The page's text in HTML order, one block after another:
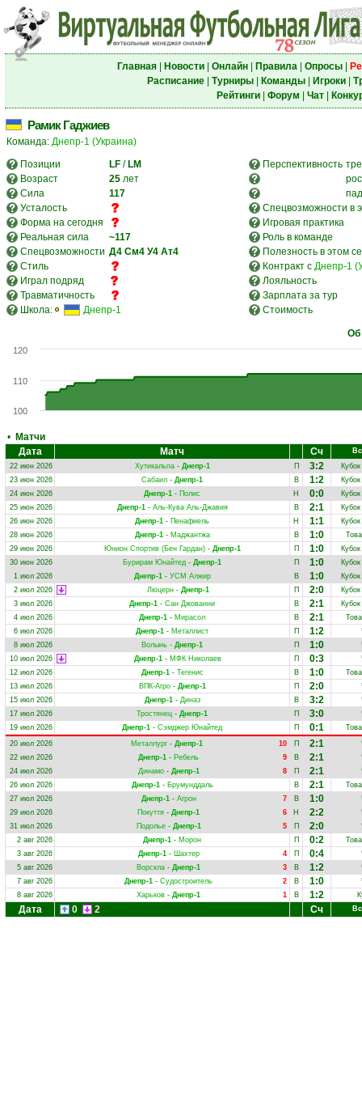
Главная| Новости| Онлайн| Правила| Опросы|
Расписание| Турниры| Команды| Игроки|
Рейтинги| Форум Чат|
Рамик Гаджиев
Команда: Днепр-1 (Украина)
Позиции
LF / LM Перспективность
Возраст
25 лет
Сила
117
Усталость
Спецвозможности в
Форма на сегодня
Игровая практика
Реальная сила
~117
Роль в команде
Спецвозможности Д4 См4 У4 Ат4
Полезность в этом
Стиль
Контракт с Днепр-1
Играл подряд
Лояльность
Травматичность
Зарплата за тур
Школа:
Днепр-1 Стоимость
Об
100
110
120
• Матчи
Дата
Матч Сч
22 июн 2026
Хутикальпа- Днепр-1 П 3:2
23 июн 2026
Сабаил - Днепр-1 В 1:2
24 июн 2026
Днепр-1 - Полис Н 0:0
25 июн 2026
Днепр-1- Аль-Кува Аль-Джавия В 2:1
26 июн 2026
Днепр-1 - Пенафиель Н 1:1
28 июн 2026
Днепр-1- Маджантжа В 1:0
29 июн 2026
Юнион Спортив (Бен Гардан)- Днепр-1 П 1:0
30 июн 2026
Бурирам Юнайтед - Днепр-1 П 1:0
1 июл 2026
Днепр-1- УСМ Алжир В 1:0
2 июл 2026
Люцерн- Днепр-1 П 2:0
3 июл 2026
Днепр-1 - Сан Джованни В 2:1
4 июл 2026
Днепр-1 - Мирасол В 2:1
6 июл 2026
Днепр-1 - Металлист П 1:2
8 июл 2026
Волынь - Днепр-1 П 1:0
10 июл 2026
Днепр-1 - МФК Николаев П 0:3
12 июл 2026
Днепр-1- Тегенис В 1:0
13 июл 2026
ВПК-Агро- Днепр-1 П 2:0
15 июл 2026
Днепр-1- Диназ В 3:2
17 июл 2026
Тростянец - Днепр-1 П 3:0
19 июл 2026
Днепр-1 - Сэмджер Юнайтед П 0:1
20 июл 2026
10
Металлург- Днепр-1 П 2:1
22 июл 2026
9
Днепр-1 - Ребель В 2:1
24 июл 2026
8
Динамо- Днепр-1 П 2:1
26 июл 2026
Днепр-1- Брумунддаль В 2:1
27 июл 2026
7
Днепр-1- Агрон В 1:0
29 июл 2026
6
Покуття - Днепр-1 Н 2:2
31 июл 2026
5
Подолье- Днепр-1 П 2:0
2 авг 2026
Днепр-1 - Морон П 0:2
3 авг 2026
4
Днепр-1- Шахтер П 0:4
5 авг 2026
3
Ворскла - Днепр-1 В 1:2
7 авг 2026
2
Днепр-1 - Судостроитель В 1:0
8 авг 2026
1
Харьков - Днепр-1 В 1:2
Дата 0 2 Сч